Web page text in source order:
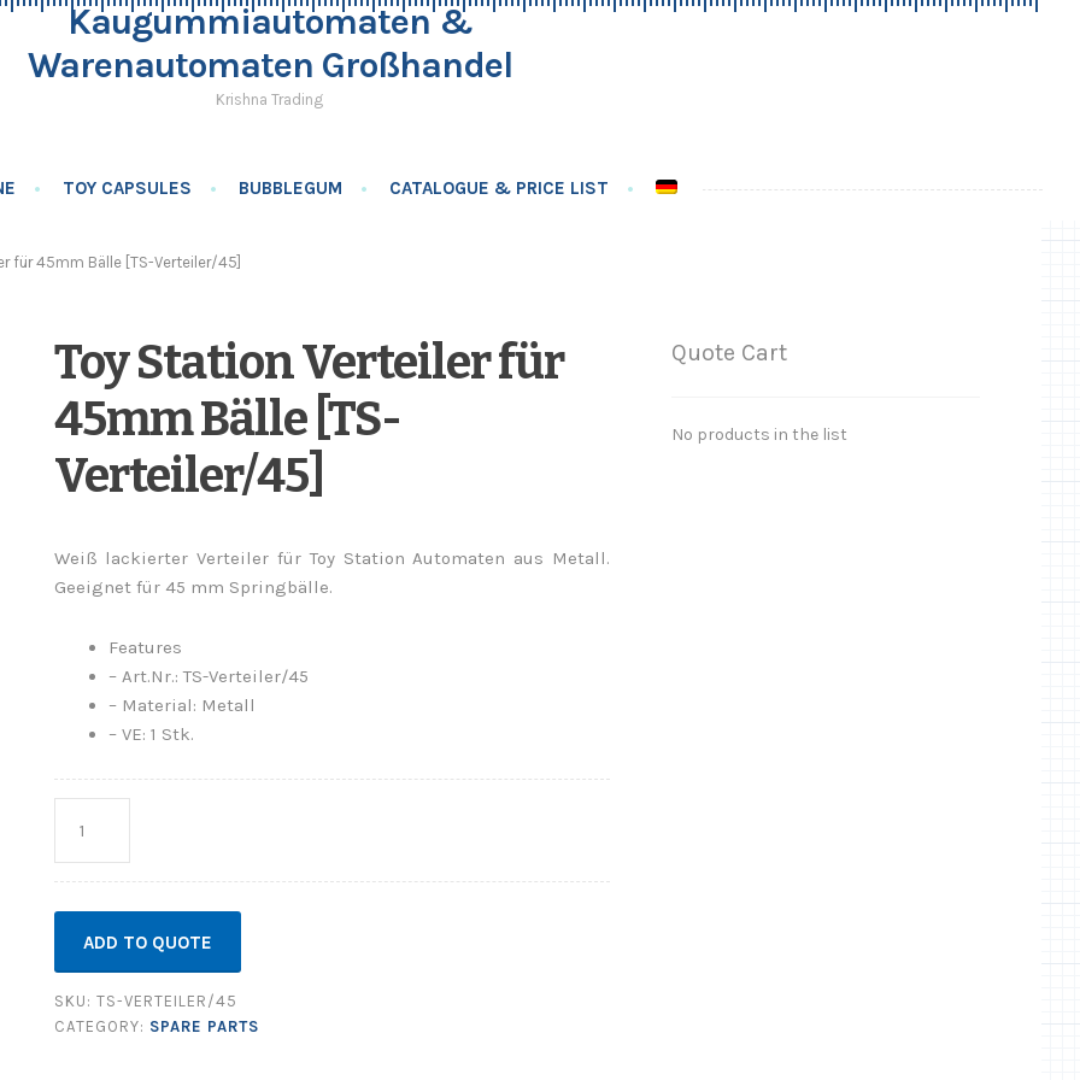
Kaugummiautomaten &
Warenautomaten Großhandel
Krishna Trading
TOY CAPSULES BUBBLEGUM CATALOGUE & PRICE LIST
für 45mm Bälle [TS-Verteiler/45]
Toy Station Verteiler für
45mm Bälle [TS-
Verteiler/45]
Weiß lackierter Verteiler für Toy Station Automaten aus Metall.
Geeignet für 45 mm Springbälle.
Features
– Art.Nr.: TS-Verteiler/45
– Material: Metall
– VE: 1 Stk.
ADD TO QUOTE
SKU: TS-VERTEILER/45
CATEGORY: SPARE PARTS
Quote Cart
No products in the list